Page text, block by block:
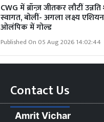
CWG में ब्रॉन्ज़ जीतकर लौटीं
स्वागत, बोलीं- अगला लक्ष्य
ओलंपिक में गोल्ड
Published On 05 Aug 2026 14:02:44
Contact Us
Amrit Vichar